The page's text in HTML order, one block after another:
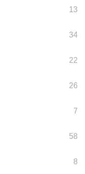
13
34
22
26
7
58
8